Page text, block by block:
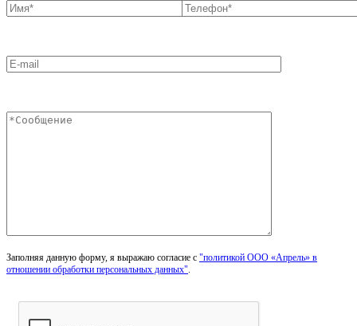
Заполняя данную форму, я выражаю согласие с "политикой ООО «Апрель» в
отношении обработки персональных данных".